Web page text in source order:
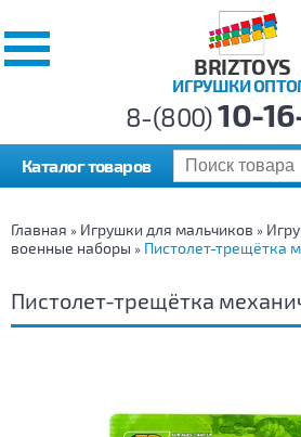
BRIZTOYS
ИГРУШКИ
8-(800)10-
Каталог товаров
Главная » Игрушки для мальчиков »
военные наборы » Пистолет-трещётка
Пистолет-трещётка